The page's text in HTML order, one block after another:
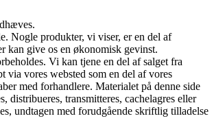
Nogle produkter, vi viser, er en del af
kan give os en økonomisk gevinst.
Vi kan tjene en del af salget fra
via vores websted som en del af vores
med forhandlere. Materialet på denne side
distribueres, transmitteres, cachelagres eller
undtagen med forudgående skriftlig tilladelse